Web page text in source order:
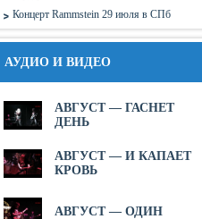
Концерт Rammstein 29 июля в СПб
АУДИО И ВИДЕО
АВГУСТ — ГАСНЕТ
ДЕНЬ
АВГУСТ — И КАПАЕТ
КРОВЬ
АВГУСТ — ОДИН